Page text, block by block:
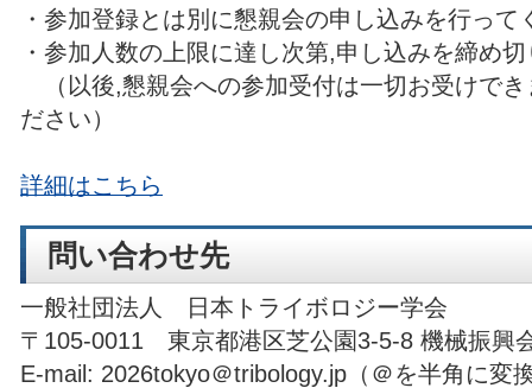
・参加登録とは別に懇親会の申し込みを行って
・参加人数の上限に達し次第,申し込みを締め
（以後,懇親会への参加受付は一切お受けで
ださい）
詳細はこちら
問い合わせ先
一般社団法人 日本トライボロジー学会
〒105-0011 東京都港区芝公園3-5-8 機械振興
E-mail: 2026tokyo＠tribology.jp（＠を半角に変